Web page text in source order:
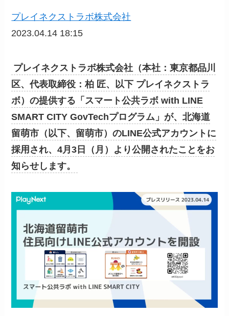
プレイネクストラボ株式会社
2023.04.14 18:15
プレイネクストラボ株式会社（本社：東京都品川
区、代表取締役：柏 匠、以下 プレイネクストラ
ボ）の提供する「スマート公共ラボ with LINE
SMART CITY GovTechプログラム」が、北海道
留萌市（以下、留萌市）のLINE公式アカウントに
採用され、4月3日（月）より公開されたことをお
知らせします。